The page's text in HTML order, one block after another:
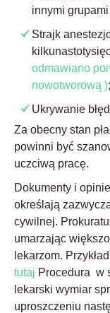
innymi
Strajk
odmawiano
nowotworową );
Ukrywanie
Za obecny stan
powinni być
uczciwą pracę.
Dokumenty i
określają
cywilnej.
umarzając
lekarzom.
tutaj Procedura w
lekarski wymiar
uproszczeniu